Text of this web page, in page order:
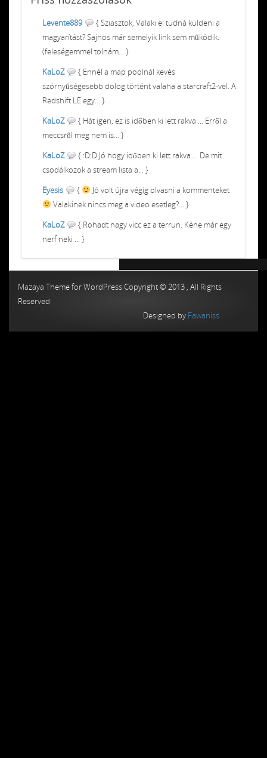
Levente889
{ Sziasztok, Valaki el tudná küldeni a
magyarítást? Sajnos már semelyik link sem működik.
(feleségemmel tolnám... }
KaLoZ
{ Ennél a map poolnál kevés
szörnyűségesebb dolog történt valaha a starcraft2-vel. A
Redshift LE egy... }
KaLoZ
{ Hát igen, ez is időben ki lett rakva ... Erről a
meccsről meg nem is... }
KaLoZ
{ :D:D Jó hogy időben ki lett rakva ... De mit
csodálkozok a stream lista a... }
Eyesis
{
Jó volt újra végig olvasni a kommenteket
Valakinek nincs meg a video esetleg?... }
KaLoZ
{ Rohadt nagy vicc ez a terrun. Kéne már egy
nerf neki ... }
Mazaya Theme for WordPress Copyright © 2013 , All Rights
Reserved
Designed by Fawaniss